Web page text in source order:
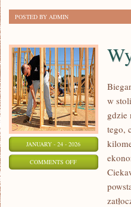
POSTED BY ADMIN
JANUARY - 24 - 2026
COMMENTS OFFON
WYZWANIA
w
gdzie
tego,